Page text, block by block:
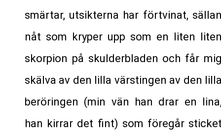
smärtar, utsikterna har förtvinat,
nåt som kryper upp som en liten
skorpion på skulderbladen och får
skälva av den lilla värstingen av den
beröringen (min vän han drar en
han kirrar det fint) som föregår